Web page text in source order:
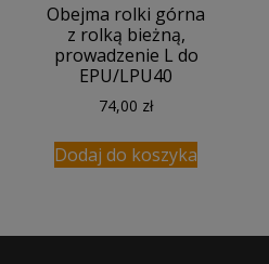
Obejma rolki górna
z rolką bieżną,
prowadzenie L do
EPU/LPU40
74,00 zł
Dodaj do koszyka